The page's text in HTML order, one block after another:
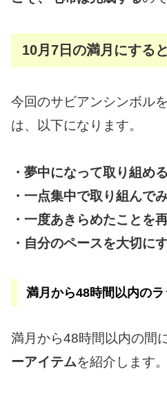
10月7日の満月にする
今回のサビアンシンボル
は、以下になります。
・夢中になって取り組め
・一点集中で取り組んで
・一度あきらめたことを
・自分のペースを大切に
満月から48時間以内の
満月から48時間以内の間
ーアイテムを紹介します。